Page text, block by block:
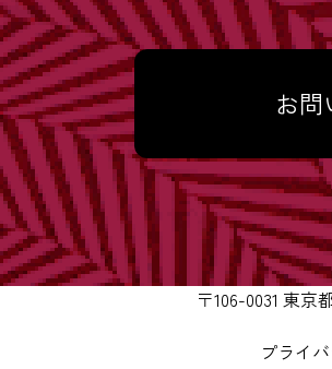
お問
〒106-0031 東京
プライ